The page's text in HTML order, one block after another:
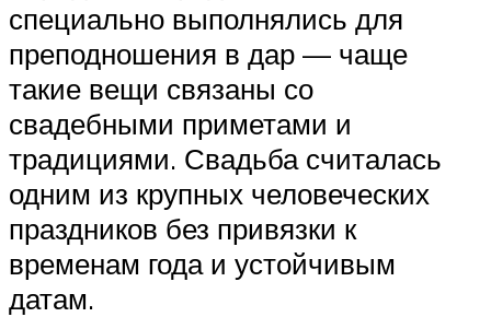
специально выполнялись для
преподношения в дар — чаще
такие вещи связаны со
свадебными приметами и
традициями. Свадьба считалась
одним из крупных человеческих
праздников без привязки к
временам года и устойчивым
датам.